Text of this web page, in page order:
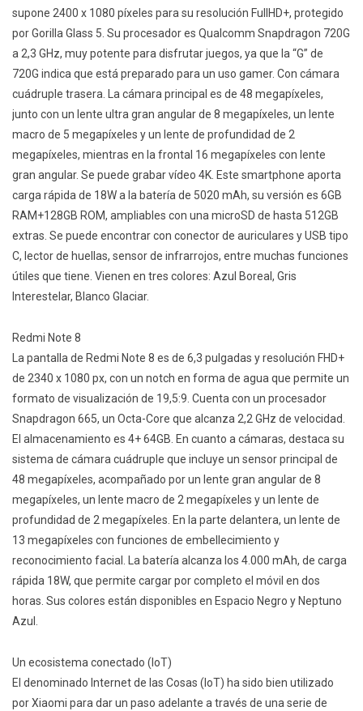
supone 2400 x 1080 píxeles para su resolución FullHD+, protegido
por Gorilla Glass 5. Su procesador es Qualcomm Snapdragon 720G
a 2,3 GHz, muy potente para disfrutar juegos, ya que la “G” de
720G indica que está preparado para un uso gamer. Con cámara
cuádruple trasera. La cámara principal es de 48 megapíxeles,
junto con un lente ultra gran angular de 8 megapíxeles, un lente
macro de 5 megapíxeles y un lente de profundidad de 2
megapíxeles, mientras en la frontal 16 megapíxeles con lente
gran angular. Se puede grabar vídeo 4K. Este smartphone aporta
carga rápida de 18W a la batería de 5020 mAh, su versión es 6GB
RAM+128GB ROM, ampliables con una microSD de hasta 512GB
extras. Se puede encontrar con conector de auriculares y USB tipo
C, lector de huellas, sensor de infrarrojos, entre muchas funciones
útiles que tiene. Vienen en tres colores: Azul Boreal, Gris
Interestelar, Blanco Glaciar.
Redmi Note 8
La pantalla de Redmi Note 8 es de 6,3 pulgadas y resolución FHD+
de 2340 x 1080 px, con un notch en forma de agua que permite un
formato de visualización de 19,5:9. Cuenta con un procesador
Snapdragon 665, un Octa-Core que alcanza 2,2 GHz de velocidad.
El almacenamiento es 4+ 64GB. En cuanto a cámaras, destaca su
sistema de cámara cuádruple que incluye un sensor principal de
48 megapíxeles, acompañado por un lente gran angular de 8
megapíxeles, un lente macro de 2 megapíxeles y un lente de
profundidad de 2 megapíxeles. En la parte delantera, un lente de
13 megapíxeles con funciones de embellecimiento y
reconocimiento facial. La batería alcanza los 4.000 mAh, de carga
rápida 18W, que permite cargar por completo el móvil en dos
horas. Sus colores están disponibles en Espacio Negro y Neptuno
Azul.
Un ecosistema conectado (loT)
El denominado Internet de las Cosas (IoT) ha sido bien utilizado
por Xiaomi para dar un paso adelante a través de una serie de